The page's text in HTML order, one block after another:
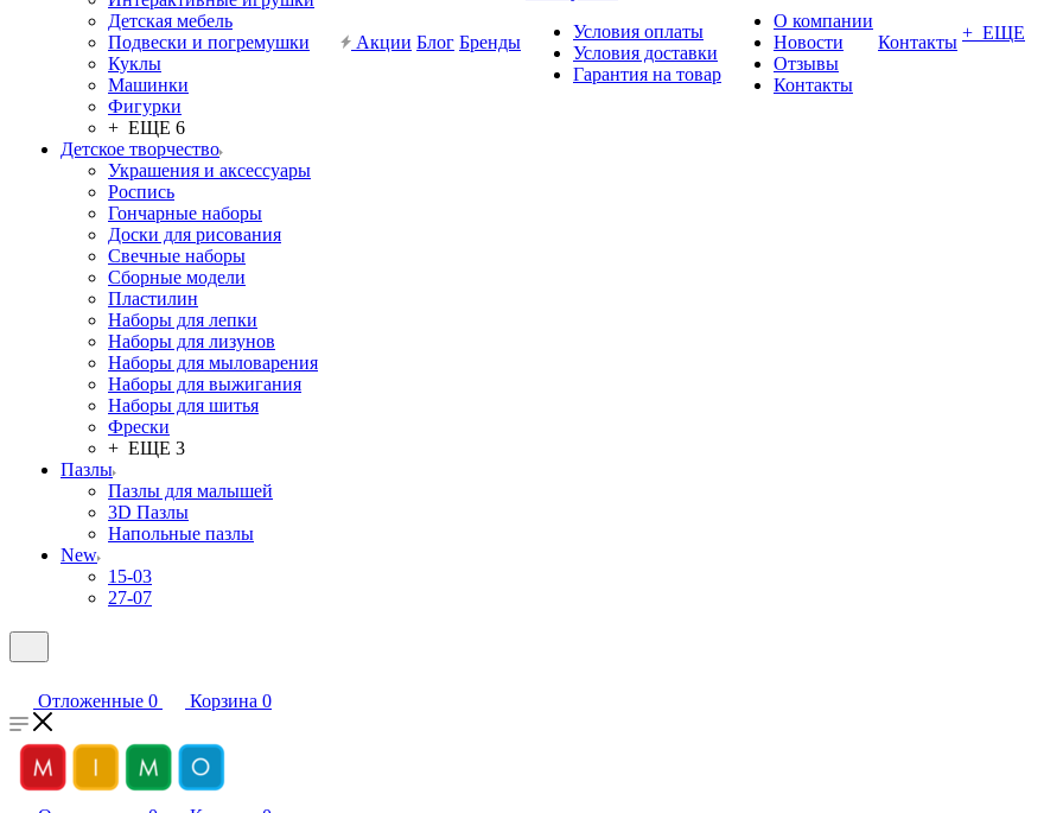
Детская мебель
Подвески и погремушки
Куклы
Машинки
Фигурки
+ ЕЩЕ 6
Детское творчество
Украшения и аксессуары
Роспись
Гончарные наборы
Доски для рисования
Свечные наборы
Сборные модели
Пластилин
Наборы для лепки
Наборы для лизунов
Наборы для мыловарения
Наборы для выжигания
Наборы для шитья
Фрески
+ ЕЩЕ 3
Пазлы
Пазлы для малышей
3D Пазлы
Напольные пазлы
New
15-03
27-07
Акции Блог Бренды
Условия оплаты
Условия доставки
Гарантия на товар
О компании
Новости
Отзывы
Контакты
Контакты + ЕЩЕ
Отложенные 0 Корзина 0